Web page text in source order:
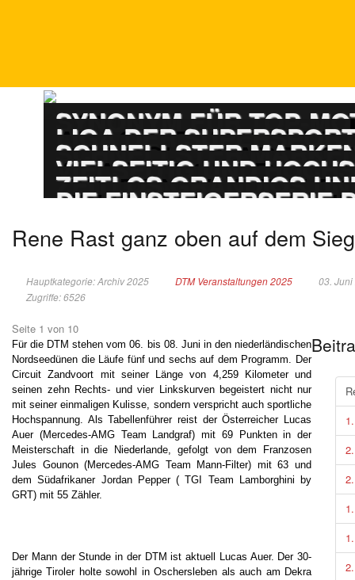
DTM
SYNONYM FÜR TOP-
ADAC GT MASTERS
LIGA DER
PORSCHE
SCHNELLSTER
ADAC GT4
VIELSEITIG UND
TOURENWAGEN
ZEITLOS GRANDIOS
TOURENWAGEN
DIE EINSTEIGERSERIE
Rene Rast ganz oben auf dem
Hauptkategorie: Archiv 2025 DTM Veranstaltungen 2025
03.
Zugriffe: 6526
Seite 1 von 10
Für die DTM stehen vom 06. bis 08. Juni in den niederländischen
Nordseedünen die Läufe fünf und sechs auf dem Programm. Der
Circuit Zandvoort mit seiner Länge von 4,259 Kilometer und
seinen zehn Rechts- und vier Linkskurven begeistert nicht nur
mit seiner einmaligen Kulisse, sondern verspricht auch sportliche
Hochspannung. Als Tabellenführer reist der Österreicher Lucas
Auer (Mercedes-AMG Team Landgraf) mit 69 Punkten in der
Meisterschaft in die Niederlande, gefolgt von dem Franzosen
Jules Gounon (Mercedes-AMG Team Mann-Filter) mit 63 und
dem Südafrikaner Jordan Pepper ( TGI Team Lamborghini by
GRT) mit 55 Zähler.
Der Mann der Stunde in der DTM ist aktuell Lucas Auer. Der 30-
jährige Tiroler holte sowohl in Oschersleben als auch am Dekra